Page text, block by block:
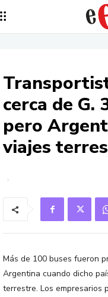
cerca de G.
pero
viajes
Más de 100 buses fueron
Argentina cuando dicho
terrestre. Los empresarios